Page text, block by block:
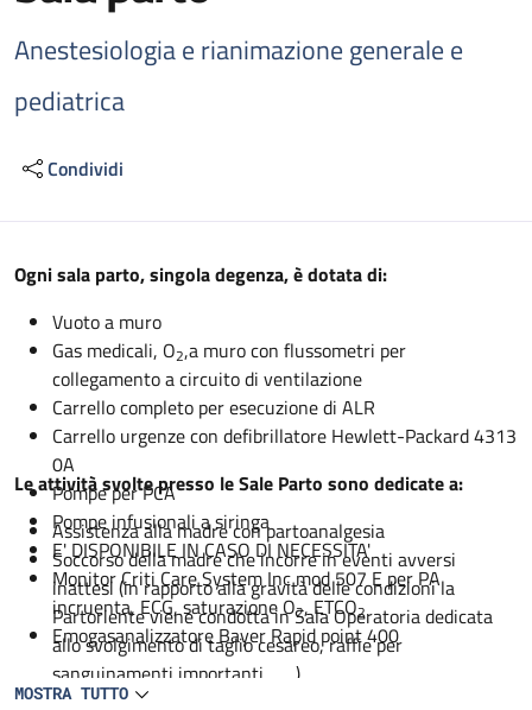
Anestesiologia e rianimazione generale e
pediatrica
Condividi
Descrizione
Ogni sala parto, singola degenza, è dotata di:
Vuoto a muro
Gas medicali, O2,a muro con flussometri per
collegamento a circuito di ventilazione
Carrello completo per esecuzione di ALR
Carrello urgenze con defibrillatore Hewlett-Packard 4313
0A
Pompe per PCA
Pompe infusionali a siringa
E' DISPONIBILE IN CASO DI NECESSITA'
Monitor Criti Care System Inc mod 507 E per PA
incruenta, ECG, saturazione O2, ETCO2
Emogasanalizzatore Bayer Rapid point 400
Le attività svolte presso le Sale Parto sono dedicate a:
Assistenza alla madre con partoanalgesia
Soccorso della madre che incorre in eventi avversi
inattesi (in rapporto alla gravità delle condizioni la
Partoriente viene condotta in Sala Operatoria dedicata
allo svolgimento di taglio cesareo, raffie per
sanguinamenti importanti.........)
Analgo sedazione per travaglio abortivo
MOSTRA TUTTO